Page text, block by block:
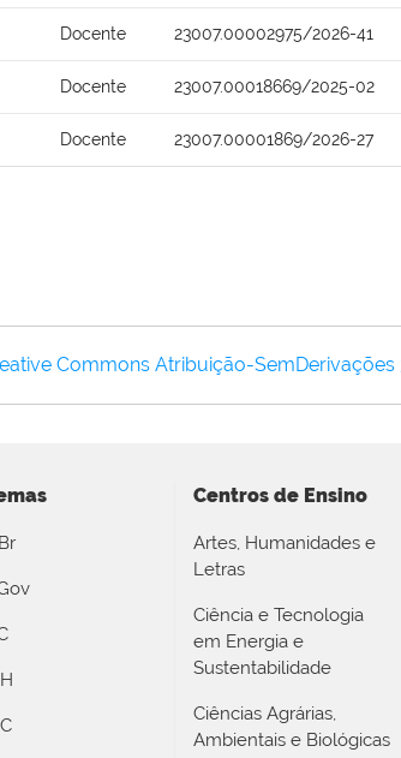
Docente 23007.00002975/2026-41
Docente 23007.00018669/2025-02
Docente 23007.00001869/2026-27
Commons Atribuição-SemDerivações
Centros de Ensino
Artes, Humanidades e
Letras
Ciência e Tecnologia
em Energia e
Sustentabilidade
Ciências Agrárias,
Ambientais e Biológicas